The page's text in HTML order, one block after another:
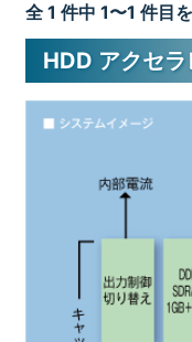
全 1 件中 1〜1 件目
HDD アクセ